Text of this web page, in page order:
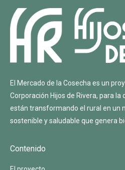
El Mercado de la Cosecha es un
Corporación Hijos de Rivera, para la
están transformando el rural en un
sostenible y saludable que genera
Contenido